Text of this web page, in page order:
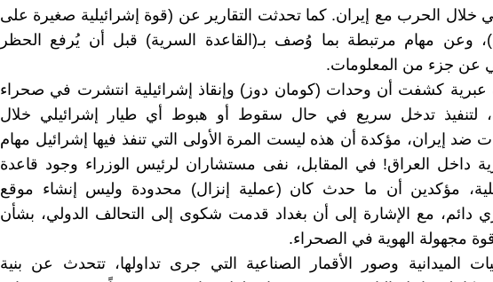
خلال الحرب مع إيران. كما تحدثت التقارير عن (قوة إشرائيلية صغيرة على
وعن مهام مرتبطة بما وُصف بـ(القاعدة السرية) قبل أن يُرفع الحظر
عن جزء من المعلومات.
كشفت أن وحدات (كومان دوز) وإنقاذ إشرائيلية انتشرت في صحراء
لتنفيذ تدخل سريع في حال سقوط أو هبوط أي طيار إشرائيلي خلال
ضد إيران، مؤكدة أن هذه ليست المرة الأولى التي تنفذ فيها إشرائيل مهام
داخل العراق! في المقابل، نفى مستشاران لرئيس الوزراء وجود قاعدة
مؤكدين أن ما حدث كان (عملية إنزال) محدودة وليس إنشاء موقع
دائم، مع الإشارة إلى أن بغداد قدمت شكوى إلى التحالف الدولي، بشأن
مجهولة الهوية في الصحراء.
الميدانية وصور الأقمار الصناعية التي جرى تداولها، تتحدث عن بنية